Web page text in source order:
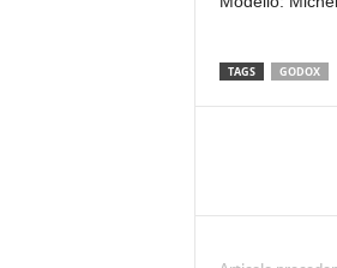
TAGS GODOX